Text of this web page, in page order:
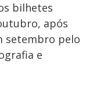
bilhetes
após
setembro pelo
e